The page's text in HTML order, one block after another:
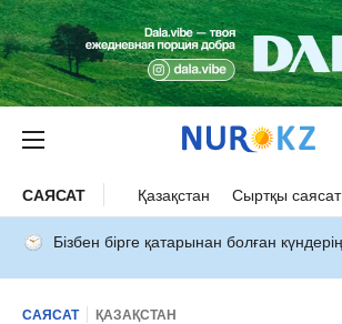
САЯСАТ Қазақстан Сыртқы саясат
Бізбен бірге қатарынан болған
САЯСАТ ҚАЗАҚСТАН